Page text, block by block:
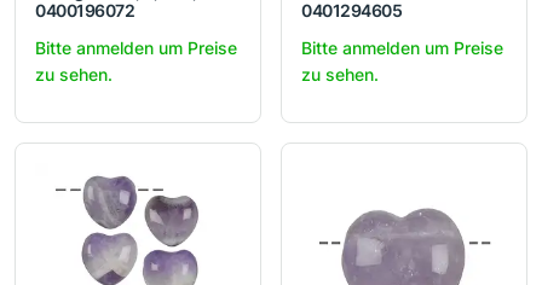
0400196072
Bitte anmelden um Preise
zu sehen.
0401294605
Bitte anmelden um Preise
zu sehen.